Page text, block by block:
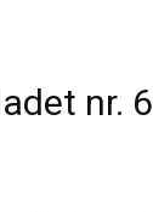
nr. 6